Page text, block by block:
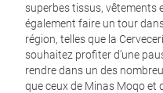
superbes tissus, vêtements
également faire un tour
région, telles que la
souhaitez profiter d’une
rendre dans un des
que ceux de Minas Moqo et